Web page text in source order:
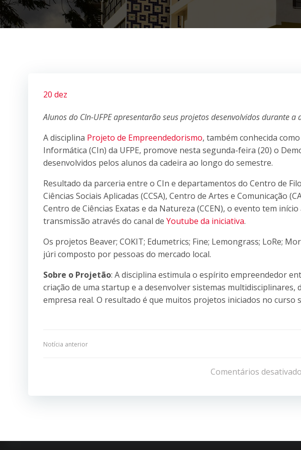
20 dez
Alunos do CIn-UFPE apresentarão seus projetos desenvolvidos durante a
A disciplina Projeto de Empreendedorismo, também conhecida
Informática (CIn) da UFPE, promove nesta segunda-feira (20) o
desenvolvidos pelos alunos da cadeira ao longo do semestre.
Resultado da parceria entre o CIn e departamentos do Centro de
Ciências Sociais Aplicadas (CCSA), Centro de Artes e Comunicação
Centro de Ciências Exatas e da Natureza (CCEN), o evento tem
transmissão através do canal de Youtube da iniciativa.
Os projetos Beaver; COKIT; Edumetrics; Fine; Lemongrass; LoRe;
júri composto por pessoas do mercado local.
Sobre o Projetão: A disciplina estimula o espírito empreendedor
criação de uma startup e a desenvolver sistemas multidisciplinares,
empresa real. O resultado é que muitos projetos iniciados no curso
Navegação
Post
Notícia anterior
de
Post
Comentários